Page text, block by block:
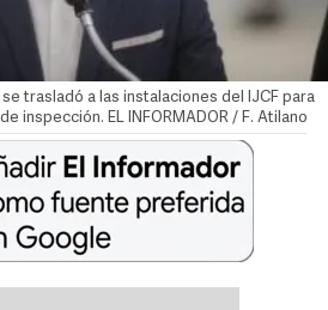
trasladó a las instalaciones del IJCF para
inspección. EL INFORMADOR / F. Atilano